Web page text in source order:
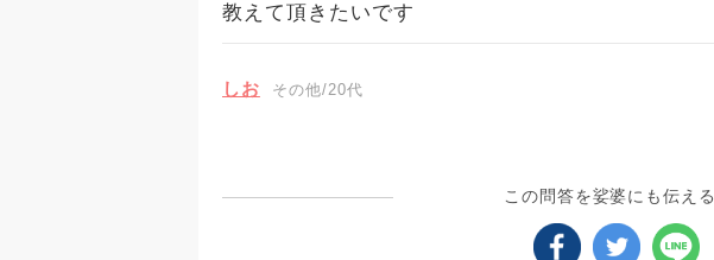
教えて頂きたいです
しお その他/20代
この問答を娑婆にも伝える